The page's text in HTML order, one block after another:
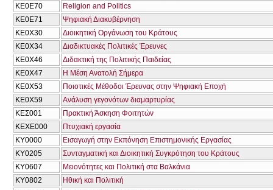
ΚΕ0Ε70
Religion and Politics
ΚΕ0Ε71
Ψηφιακή Διακυβέρνηση
ΚΕ0Χ30
Διοικητική Οργάνωση του Κράτους
ΚΕ0Χ34
Διαδικτυακές Πολιτικές Έρευνες
ΚΕ0Χ46
Διδακτική της Πολιτικής Παιδείας
ΚΕ0Χ47
Η Μέση Ανατολή Σήμερα
ΚΕ0Χ53
Ποιοτικές Μέθοδοι Έρευνας στην Ψηφιακή Εποχή
ΚΕ0Χ59
Ανάλυση γεγονότων διαμαρτυρίας
ΚΕΣ001
Πρακτική Άσκηση Φοιτητών
ΚΕΧΕ000
Πτυχιακή εργασία
ΚΥ0000
Εισαγωγή στην Εκπόνηση Επιστημονικής Εργασίας
ΚΥ0205
Συνταγματική και Διοικητική Συγκρότηση του Κράτους
ΚΥ0607
Μειονότητες και Πολιτική στα Βαλκάνια
ΚΥ0802
Ηθική και Πολιτική